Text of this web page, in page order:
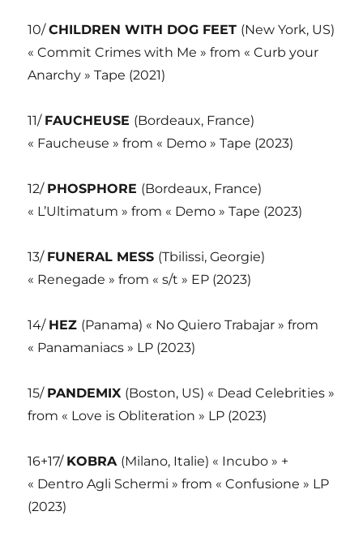
10/CHILDREN WITH DOG FEET (New York, US)
« Commit Crimes with Me » from « Curb your
Anarchy » Tape (2021)
11/ FAUCHEUSE (Bordeaux, France)
« Faucheuse » from « Demo » Tape (2023)
12/ PHOSPHORE (Bordeaux, France)
« L’Ultimatum » from « Demo » Tape (2023)
13/ FUNERAL MESS (Tbilissi, Georgie)
« Renegade » from « s/t » EP (2023)
14/ HEZ (Panama) « No Quiero Trabajar » from
« Panamaniacs » LP (2023)
15/ PANDEMIX (Boston, US) « Dead Celebrities »
from « Love is Obliteration » LP (2023)
16+17/ KOBRA (Milano, Italie) « Incubo » +
« Dentro Agli Schermi » from « Confusione » LP
(2023)